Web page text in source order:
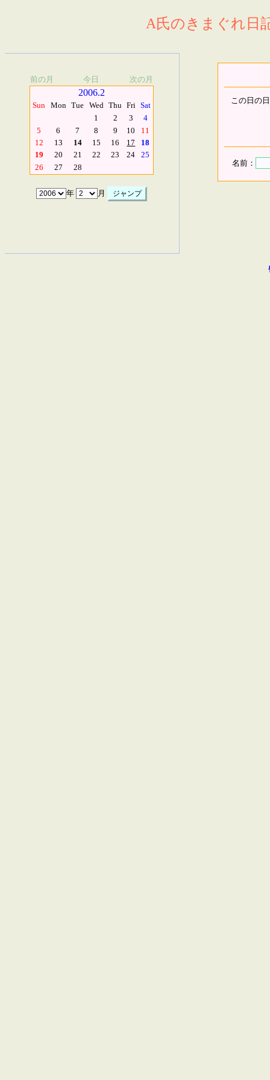
A氏のきまぐれ日
前の月 今日 次の月
2006.2
Sun Mon Tue Wed Thu Fri Sat
1
2 3
4
5
6 7 8 9 10
11
12
13 14 15 16 17
18
19
20 21 22 23 24
25
26
27 28
年 月
この日の
名前：